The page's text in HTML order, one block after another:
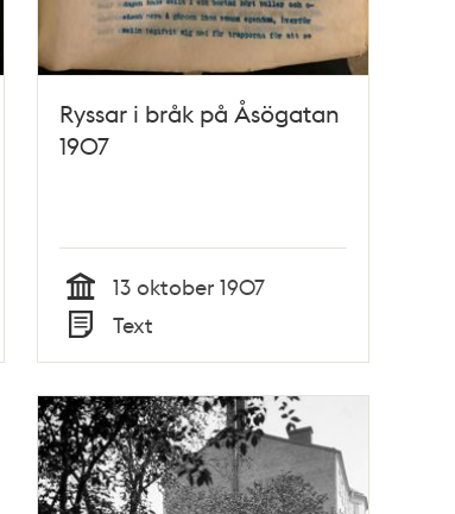
Ryssar i bråk på Åsögatan
1907
Tid
13 oktober 1907
Typ
Text